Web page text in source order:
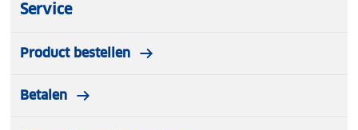
Service
Product bestellen
Betalen